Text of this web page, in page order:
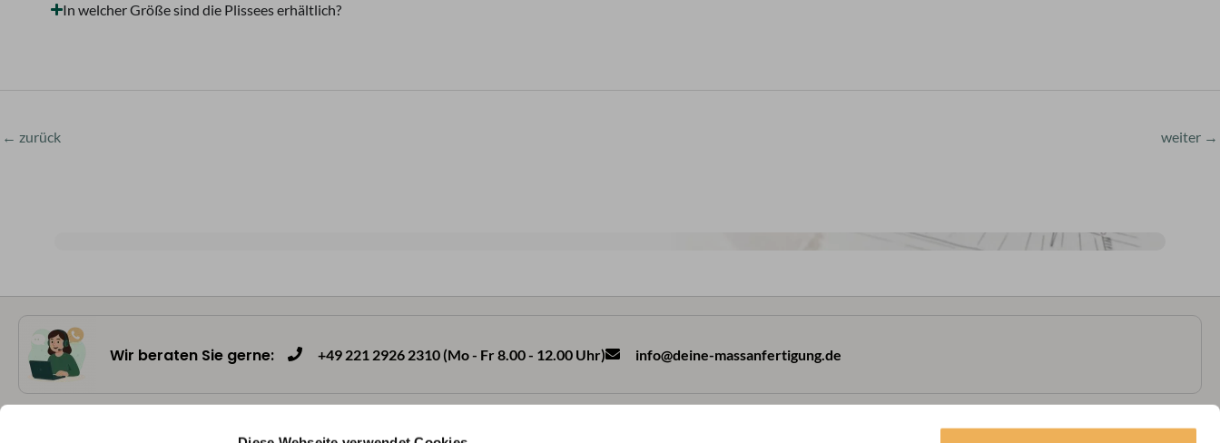
In welcher Größe sind die Plissees erhältlich?
← zurück weiter →
Wir beraten Sie gerne: +49 221 2926 2310 (Mo - Fr 8.00 - 12.00 Uhr) info@deine-massanfertigung.de